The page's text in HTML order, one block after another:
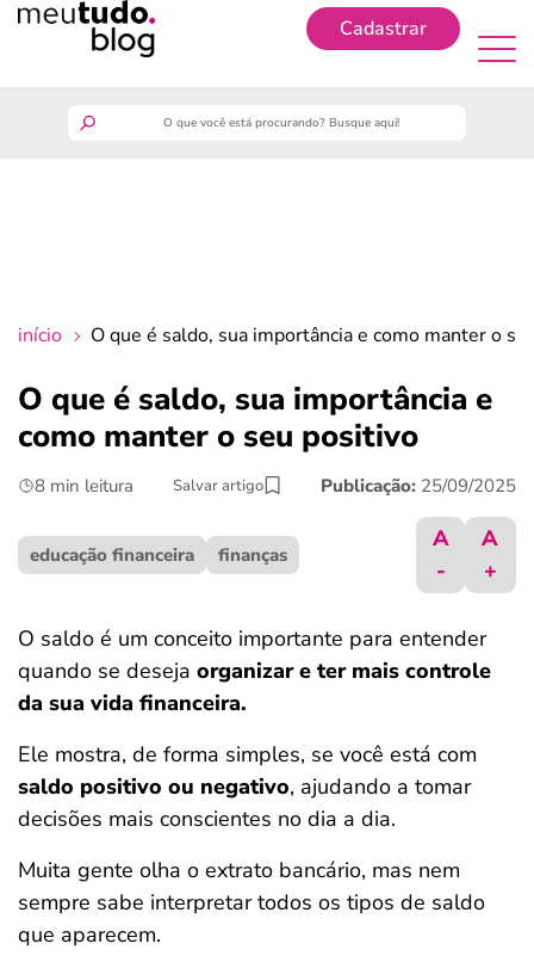
Cadastrar
crédito fácil
últimas notícias
ferramentas
início O que é saldo, sua importância e como manter o
O que é saldo, sua importância e
como manter o seu positivo
8 min leitura Salvar artigo Publicação: 25/09/2025
educação financeira finanças
A
-
A
+
O saldo é um conceito importante para entender
quando se deseja organizar e ter mais controle
da sua vida financeira.
Ele mostra, de forma simples, se você está com
saldo positivo ou negativo, ajudando a tomar
decisões mais conscientes no dia a dia.
Muita gente olha o extrato bancário, mas nem
sempre sabe interpretar todos os tipos de saldo
que aparecem.